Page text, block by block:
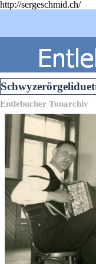
http://sergeschmid.ch/
Entlebucher Tonarchiv